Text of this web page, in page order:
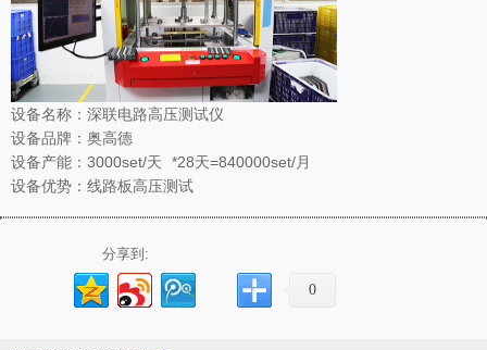
设备名称：深联电路高压测试仪
设备品牌：奥高德
设备产能：3000set/天 *28天=840000set/月
设备优势：线路板高压测试
分享到:
0